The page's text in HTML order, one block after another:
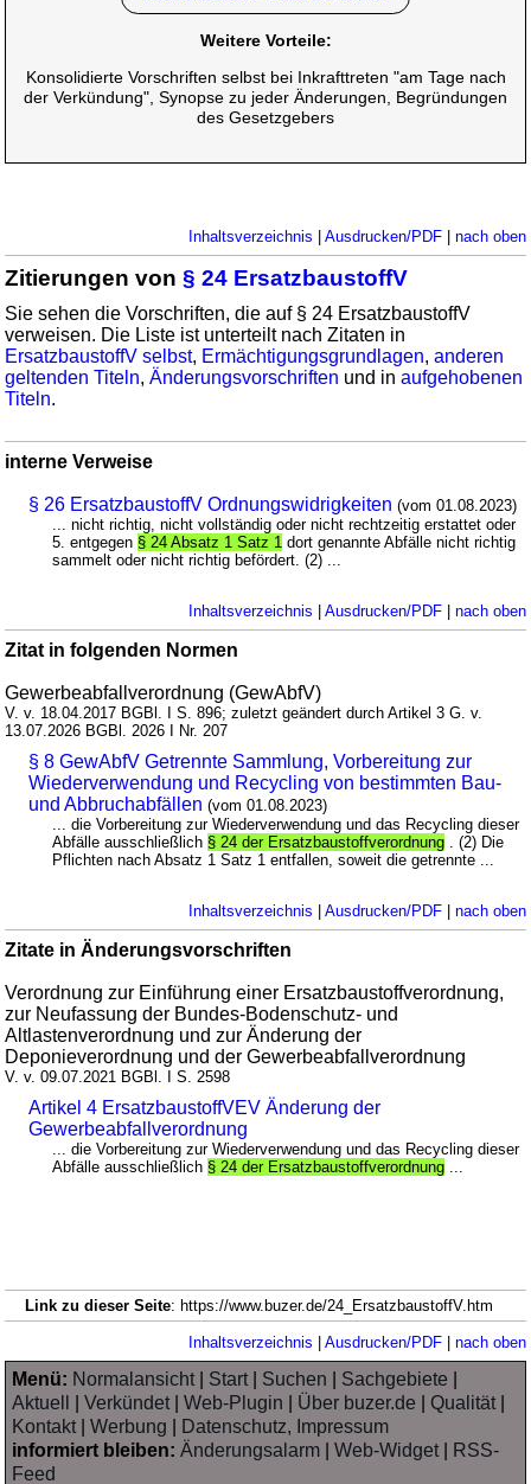
Weitere Vorteile:
Konsolidierte Vorschriften selbst bei Inkrafttreten "am Tage nach
der Verkündung", Synopse zu jeder Änderungen, Begründungen
des Gesetzgebers
Inhaltsverzeichnis Ausdrucken/PDF| nach oben
Zitierungen von§ 24 ErsatzbaustoffV
Sie sehen die Vorschriften, die auf § 24 ErsatzbaustoffV
verweisen. Die Liste ist unterteilt nach Zitaten in
ErsatzbaustoffV selbst, Ermächtigungsgrundlagen,anderen
geltenden Titeln,Änderungsvorschriften und inaufgehobenen
Titeln.
interne Verweise
§ 26 ErsatzbaustoffV Ordnungswidrigkeiten (vom 01.08.2023)
... nicht richtig, nicht vollständig oder nicht rechtzeitig erstattet oder
5. entgegen § 24 Absatz 1 Satz 1 dort genannte Abfälle nicht richtig
sammelt oder nicht richtig befördert. (2) ...
Inhaltsverzeichnis Ausdrucken/PDF| nach oben
Zitat in folgenden Normen
Gewerbeabfallverordnung (GewAbfV)
V. v. 18.04.2017 BGBl. I S. 896; zuletzt geändert durch Artikel 3 G. v.
13.07.2026 BGBl. 2026 I Nr. 207
§ 8 GewAbfV Getrennte Sammlung, Vorbereitung zur
Wiederverwendung und Recycling von bestimmten Bau-
und Abbruchabfällen (vom 01.08.2023)
... die Vorbereitung zur Wiederverwendung und das Recycling dieser
Abfälle ausschließlich § 24 der Ersatzbaustoffverordnung . (2) Die
Pflichten nach Absatz 1 Satz 1 entfallen, soweit die getrennte ...
Inhaltsverzeichnis Ausdrucken/PDF| nach oben
Zitate in Änderungsvorschriften
Verordnung zur Einführung einer Ersatzbaustoffverordnung,
zur Neufassung der Bundes-Bodenschutz- und
Altlastenverordnung und zur Änderung der
Deponieverordnung und der Gewerbeabfallverordnung
V. v. 09.07.2021 BGBl. I S. 2598
Artikel 4 ErsatzbaustoffVEV Änderung der
Gewerbeabfallverordnung
... die Vorbereitung zur Wiederverwendung und das Recycling dieser
Abfälle ausschließlich § 24 der Ersatzbaustoffverordnung ...
Link zu dieser Seite: https://www.buzer.de/24_ErsatzbaustoffV.htm
Inhaltsverzeichnis Ausdrucken/PDF| nach oben
Menü: Normalansicht| Start| Suchen Sachgebiete
Aktuell
|Verkündet|Web-Plugin Über buzer.de |Qualität|
Kontakt|Werbung
Datenschutz, Impressum
informiert bleiben: Änderungsalarm |Web-Widget|
RSS-
Feed